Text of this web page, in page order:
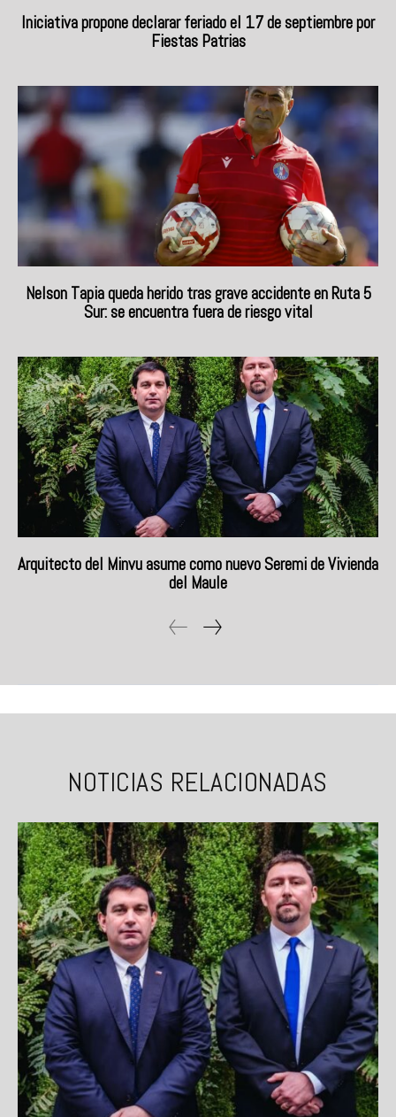
Iniciativa propone declarar feriado el 17 de septiembre por
Fiestas Patrias
Nelson Tapia queda herido tras grave accidente en Ruta 5
Sur: se encuentra fuera de riesgo vital
Arquitecto del Minvu asume como nuevo Seremi de Vivienda
del Maule
NOTICIAS RELACIONADAS